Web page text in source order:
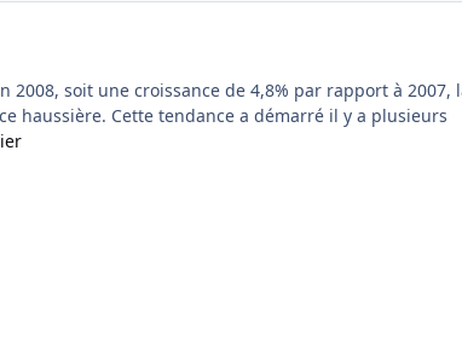
2008, soit une croissance de 4,8% par rapport à 2007,
haussière. Cette tendance a démarré il y a plusieurs